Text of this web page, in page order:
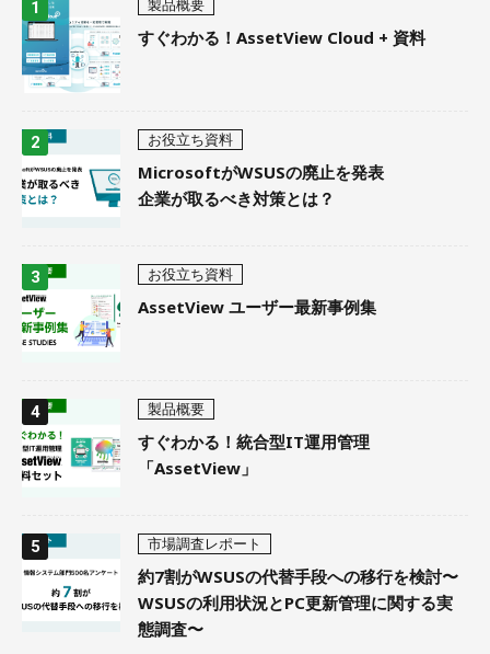
製品概要
すぐわかる！AssetView Cloud + 資料
お役立ち資料
MicrosoftがWSUSの廃止を発表
企業が取るべき対策とは？
お役立ち資料
AssetView ユーザー最新事例集
製品概要
すぐわかる！統合型IT運用管理
「AssetView」
市場調査レポート
約7割がWSUSの代替手段への移行を検討〜
WSUSの利用状況とPC更新管理に関する実
態調査〜